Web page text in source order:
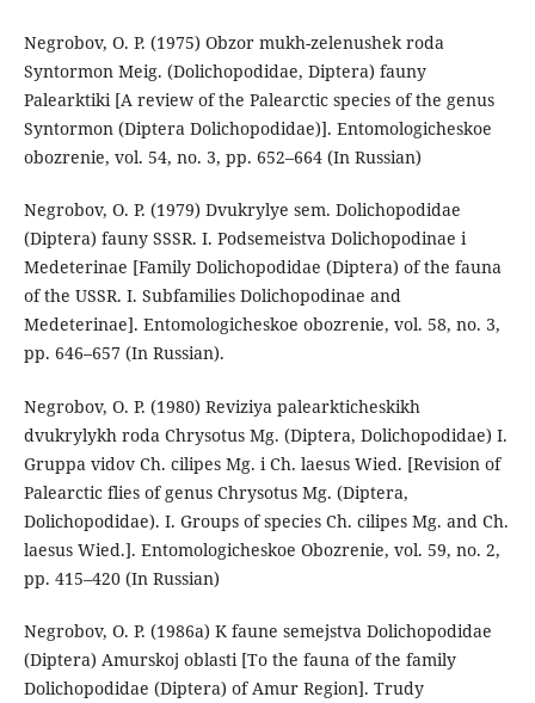
Negrobov, O. P. (1975) Obzor mukh-zelenushek roda
Syntormon Meig. (Dolichopodidae, Diptera) fauny
Palearktiki [A review of the Palearctic species of the genus
Syntormon (Diptera Dolichopodidae)]. Entomologicheskoe
obozrenie, vol. 54, no. 3, pp. 652–664 (In Russian)
Negrobov, O. P. (1979) Dvukrylye sem. Dolichopodidae
(Diptera) fauny SSSR. I. Podsemeistva Dolichopodinae i
Medeterinae [Family Dolichopodidae (Diptera) of the fauna
of the USSR. I. Subfamilies Dolichopodinae and
Medeterinae]. Entomologicheskoe obozrenie, vol. 58, no. 3,
pp. 646–657 (In Russian).
Negrobov, O. P. (1980) Reviziya palearkticheskikh
dvukrylykh roda Chrysotus Mg. (Diptera, Dolichopodidae) I.
Gruppa vidov Ch. cilipes Mg. i Ch. laesus Wied. [Revision of
Palearctic flies of genus Chrysotus Mg. (Diptera,
Dolichopodidae). I. Groups of species Ch. cilipes Mg. and Ch.
laesus Wied.]. Entomologicheskoe Obozrenie, vol. 59, no. 2,
pp. 415–420 (In Russian)
Negrobov, O. P. (1986a) K faune semejstva Dolichopodidae
(Diptera) Amurskoj oblasti [To the fauna of the family
Dolichopodidae (Diptera) of Amur Region]. Trudy